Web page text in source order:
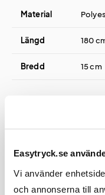
Easytryck.se
Vi använder
och annonserna till
Material
Längd 180
Bredd 15 cm